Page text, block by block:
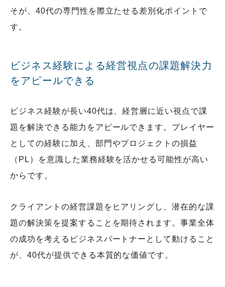
そが、40代の専門性を際立たせる差別化ポイントで
す。
ビジネス経験による経営視点の課題解決力
をアピールできる
ビジネス経験が長い40代は、経営層に近い視点で課
題を解決できる能力をアピールできます。プレイヤー
としての経験に加え、部門やプロジェクトの損益
（PL）を意識した業務経験を活かせる可能性が高い
からです。
クライアントの経営課題をヒアリングし、潜在的な課
題の解決策を提案することを期待されます。事業全体
の成功を考えるビジネスパートナーとして動けること
が、40代が提供できる本質的な価値です。